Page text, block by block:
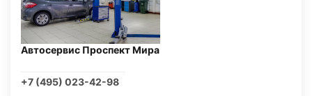
Автосервис Проспект Мира
+7 (495) 023-42-98